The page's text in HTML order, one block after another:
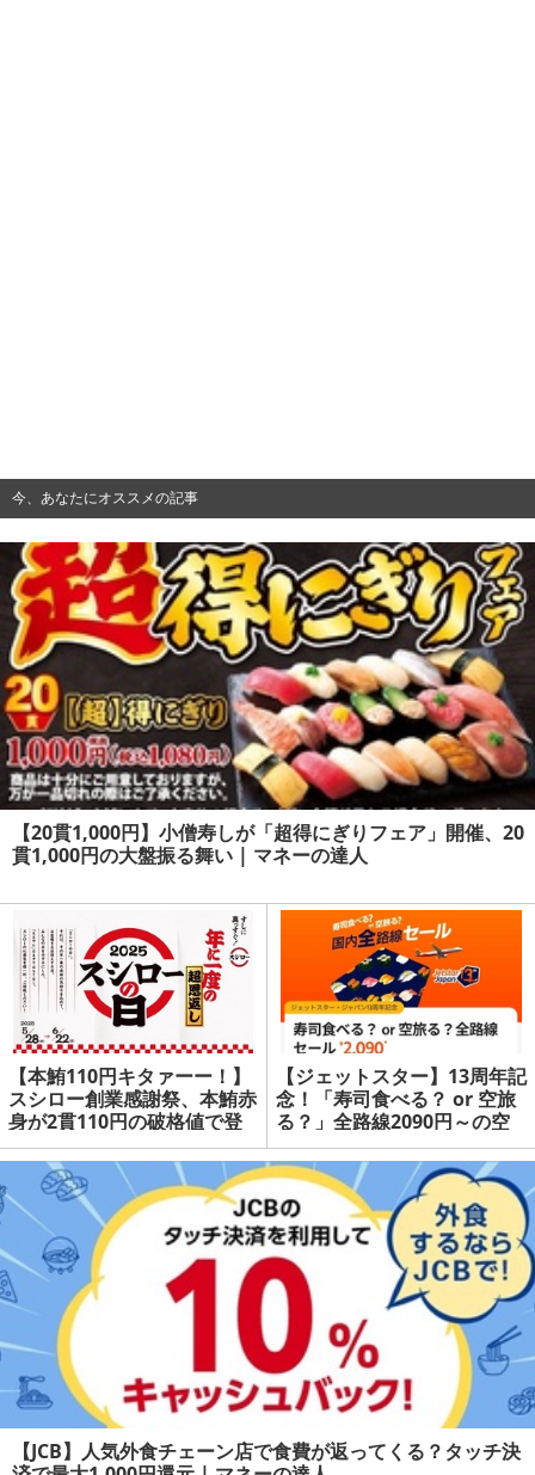
今、あなたにオススメの記事
【20貫1,000円】小僧寿しが「超得にぎりフェア」開催、20
貫1,000円の大盤振る舞い | マネーの達人
【本鮪110円キタァーー！】
スシロー創業感謝祭、本鮪赤
身が2貫110円の破格値で登
場！ | マネーの達人
【ジェットスター】13周年記
念！「寿司食べる？ or 空旅
る？」全路線2090円～の空
の旅セール、6月5日スター
ト！ | マネーの達人
【JCB】人気外食チェーン店で食費が返ってくる？タッチ決